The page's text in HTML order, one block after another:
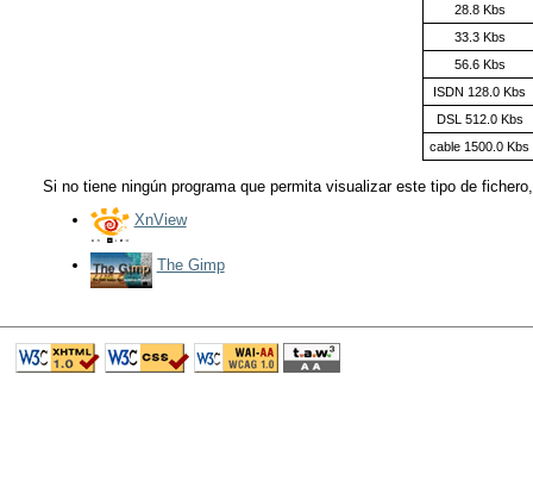
28.8 Kbs
33.3 Kbs
56.6 Kbs
ISDN 128.0 Kbs
DSL 512.0 Kbs
cable 1500.0 Kbs
Si no tiene ningún programa que permita visualizar este tipo de
XnView
The Gimp